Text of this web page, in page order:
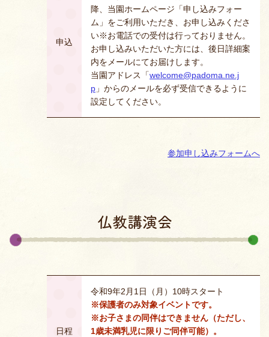
申込
降、当園ホームページ「申し込みフォー
ム」をご利用いただき、お申し込みくださ
い※お電話での受付は行っておりません。
お申し込みいただいた方には、後日詳細案
内をメールにてお届けします。
当園アドレス「welcome@padoma.ne.j
p 」からのメールを必ず受信できるように
設定してください。
参加申し込みフォームへ
仏教講演会
日程
令和9年2月1日（月）10時スタート
※保護者のみ対象イベントです。
※お子さまの同伴はできません（ただし、
1歳未満乳児に限りご同伴可能）。